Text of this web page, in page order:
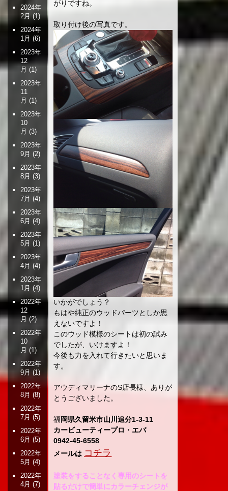
がりですね。
取り付け後の写真です。
いかがでしょう？
もはや純正のウッドパーツとしか思
えないですよ！
このウッド模様のシートは初の試み
でしたが、いけますよ！
今後も力を入れて行きたいと思いま
す。
アウディマリーナのS店長様、ありが
とうございました。
福岡県久留米市山川追分1-3-11
カービューティープロ・エバ
0942-45-6558
メールは コチラ
塗装をすることなく専用のシートを
貼るだけで簡単にカラーチェンジが
2024年
2月(1)
2024年
1月 (6)
2023年
12
月 (1)
2023年
11
月 (1)
2023年
10
月 (3)
2023年
9月 (2)
2023年
8月 (3)
2023年
7月 (4)
2023年
6月 (4)
2023年
5月 (1)
2023年
4月 (4)
2023年
1月 (4)
2022年
12
月(2)
2022年
10
月 (1)
2022年
9月 (1)
2022年
8月 (8)
2022年
7月 (5)
2022年
6月 (5)
2022年
5月 (4)
2022年
4月 (7)